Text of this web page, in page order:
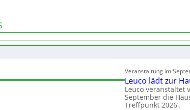
Veranstaltung im
Leuco lädt zur
Leuco veranstaltet
September die
Treffpunkt 2026‘.